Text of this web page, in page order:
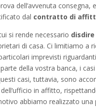
dell’avvenuta
dal contratto di
si rende necessario
di casa. Ci limitiamo a
imprevisti
della vostra banca, i
casi, tuttavia, sono
in affitto,
abbiamo realizzato